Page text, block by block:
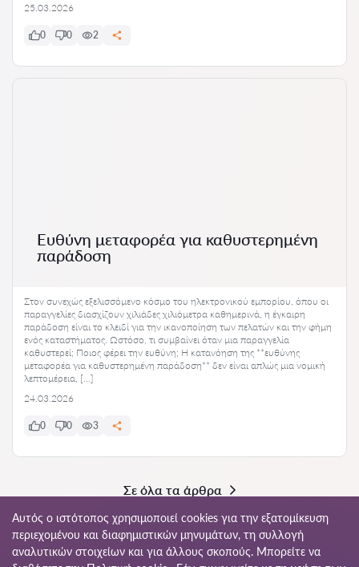
25.03.2026
0 0 2
Ευθύνη μεταφορέα για καθυστερημένη
παράδοση
Στον συνεχώς εξελισσόμενο κόσμο του ηλεκτρονικού εμπορίου, όπου οι
παραγγελίες διασχίζουν χιλιάδες χιλιόμετρα καθημερινά, η έγκαιρη
παράδοση είναι το κλειδί για την ικανοποίηση των πελατών και την φήμη
ενός καταστήματος. Ωστόσο, τι συμβαίνει όταν μια παραγγελία
καθυστερεί; Ποιος φέρει την ευθύνη; Η κατανόηση της **ευθύνης
μεταφορέα για καθυστερημένη παράδοση** δεν είναι απλώς μια νομική
λεπτομέρεια, […]
24.03.2026
0 0 3
Σε όλα τα άρθρα
Αυτός ο ιστότοπος χρησιμοποιεί cookies για την εξατομίκευση
περιεχομένου και διαφημιστικών μηνυμάτων, τη συλλογή
αναλυτικών στοιχείων και για άλλους σκοπούς. Μπορείτε να